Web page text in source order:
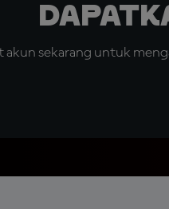
akun sekarang untuk